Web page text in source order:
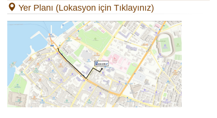
Yer Planı (Lokasyon için Tıklayınız)